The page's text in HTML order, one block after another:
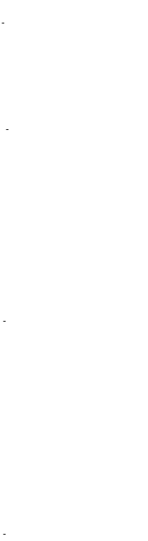
-
-
-
-